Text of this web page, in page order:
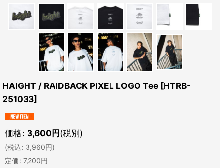
HAIGHT / RAIDBACK PIXEL LOGO Tee [HTRB-
251033]
価格: 3,600円(税別)
(税込: 3,960円)
定価: 7,200円